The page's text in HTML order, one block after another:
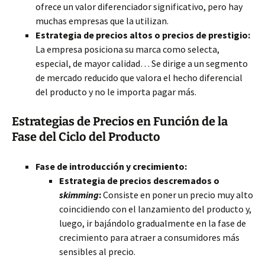
ofrece un valor diferenciador significativo, pero hay
muchas empresas que la utilizan.
Estrategia de precios altos o precios de prestigio:
La empresa posiciona su marca como selecta,
especial, de mayor calidad… Se dirige a un segmento
de mercado reducido que valora el hecho diferencial
del producto y no le importa pagar más.
Estrategias de Precios en Función de la
Fase del Ciclo del Producto
Fase de introducción y crecimiento:
Estrategia de precios descremados o
skimming:Consiste en poner un precio muy alto
coincidiendo con el lanzamiento del producto y,
luego, ir bajándolo gradualmente en la fase de
crecimiento para atraer a consumidores más
sensibles al precio.